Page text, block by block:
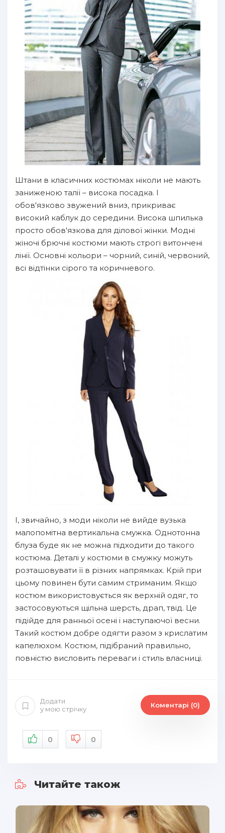
Штани в класичних костюмах ніколи не мають
заниженою талії – висока посадка. І
обов'язково звужений вниз, прикриває
високий каблук до середини. Висока шпилька
просто обов'язкова для ділової жінки. Модні
жіночі брючні костюми мають строгі витончені
лінії. Основні кольори – чорний, синій, червоний,
всі відтінки сірого та коричневого.
І, звичайно, з моди ніколи не вийде вузька
малопомітна вертикальна смужка. Однотонна
блуза буде як не можна підходити до такого
костюма. Деталі у костюми в смужку можуть
розташовувати її в різних напрямках. Крій при
цьому повинен бути самим стриманим. Якщо
костюм використовується як верхній одяг, то
застосовуються щільна шерсть, драп, твід. Це
підійде для ранньої осені і наступаючої весни.
Такий костюм добре одягти разом з крислатим
капелюхом. Костюм, підібраний правильно,
повністю висловить переваги і стиль власниці.
Додати
у мою стрічку
Коментарі (0)
0 0
Читайте також